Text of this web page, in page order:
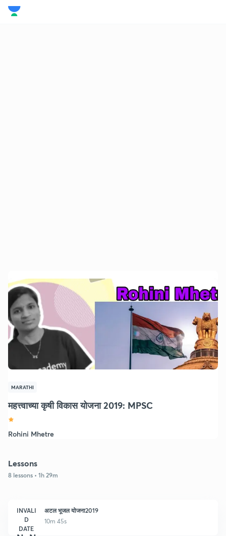
MARATHI
महत्त्वाच्या कृषी विकास योजना 2019: MPSC
Rohini Mhetre
Lessons
8 lessons • 1h 29m
INVALI
D
DATE
अटल भूजल योजना2019
10m 45s